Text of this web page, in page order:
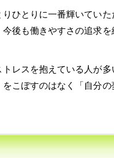
ひとりに一番輝いていた
後も働きやすさの追求を
レスを抱えている人が多
こぼすのはなく「自分の